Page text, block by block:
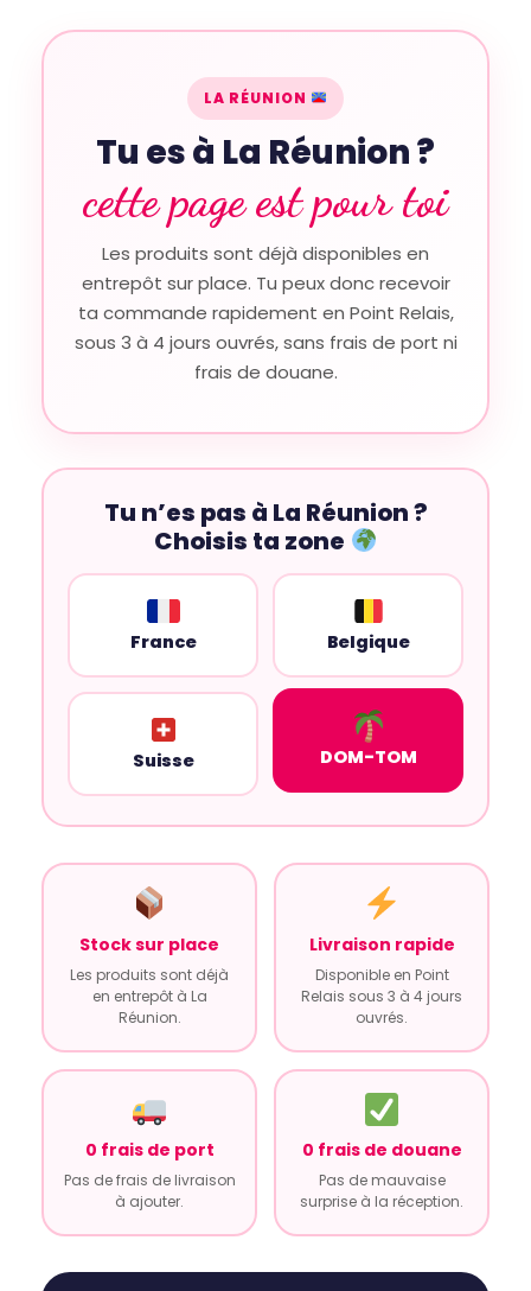
LA RÉUNION
Tu es à La Réunion ?
cette page est pour toi
Les produits sont déjà disponibles en
entrepôt sur place. Tu peux donc recevoir
ta commande rapidement en Point Relais,
sous 3 à 4 jours ouvrés, sans frais de port ni
frais de douane.
Tu n’es pas à La Réunion ?
Choisis ta zone
France Belgique
Suisse DOM-TOM
Stock sur place
Les produits sont déjà
en entrepôt à La
Réunion.
Livraison rapide
Disponible en Point
Relais sous 3 à 4 jours
ouvrés.
0 frais de port
Pas de frais de livraison
à ajouter.
0 frais de douane
Pas de mauvaise
surprise à la réception.